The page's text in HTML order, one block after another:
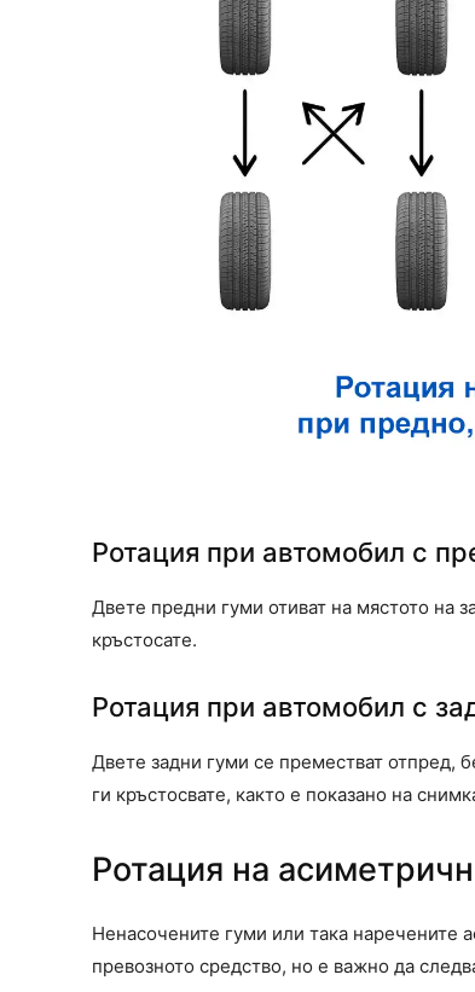
Ротация при автомобил с
Двете предни гуми отиват на мястото на
кръстосате.
Ротация при автомобил с
Двете задни гуми се преместват отпред,
ги кръстосвате, както е показано на
Ротация на
Ненасочените гуми или така наречените
превозното средство, но е важно да